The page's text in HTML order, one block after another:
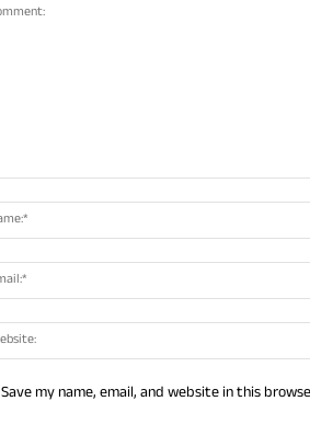
Save my name, email, and website in this